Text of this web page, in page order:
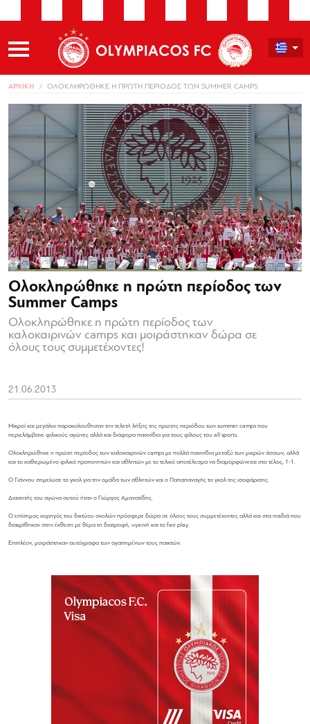
ΑΡΧΙΚΗ ΟΛΟΚΛΗΡΩΘΗΚΕ Η ΠΡΩΤΗ ΠΕΡΙΟΔΟΣ ΤΩΝ SUMMER CAMPS
Ολοκληρώθηκε η πρώτη περίοδος των
Summer Camps
Oλοκληρώθηκε η πρώτη περίοδος των
καλοκαιρινών camps και μοιράστηκαν δώρα σε
όλους τους συμμετέχοντες!
21.06.2013
Μικροί και μεγάλοι παρακολουθησαν την τελετή λήξης της πρώτης περιόδου των summer camps που
περιελάμβανε φιλικούς αγώνες αλλά και διάφορα παιχνίδια για τους φίλους του all sports.
Oλοκληρώθηκε η πρώτη περίοδος των καλοκαιρινών camps με πολλά παιχνίδια μεταξύ των μικρών άσσων, αλλά
και το καθιερωμένο φιλικό προπονητών και αθλητών με το τελικό αποτέλεσμα να διαμορφώνεται στο τέλος, 1-1.
O Γιάννου σημείωσε το γκολ για την ομάδα των αθλητών και ο Παπαπαναγής το γκολ της ισοφάρισης.
Διαιτητής του αγώνα αυτού ήταν ο Γιώργος Αμανατίδης.
Ο επίσημος χορηγός του δικτύου σχολών πρόσφερε δώρα σε όλους τους συμμετέχοντες αλλά και στα παιδιά που
διακρίθηκαν στην έκθεση με θέμα τη διατροφή, υγιεινή και το fair play.
Επιπλέον, μοιράστηκαν αυτόγραφα των αγαπημένων τους παικτών.